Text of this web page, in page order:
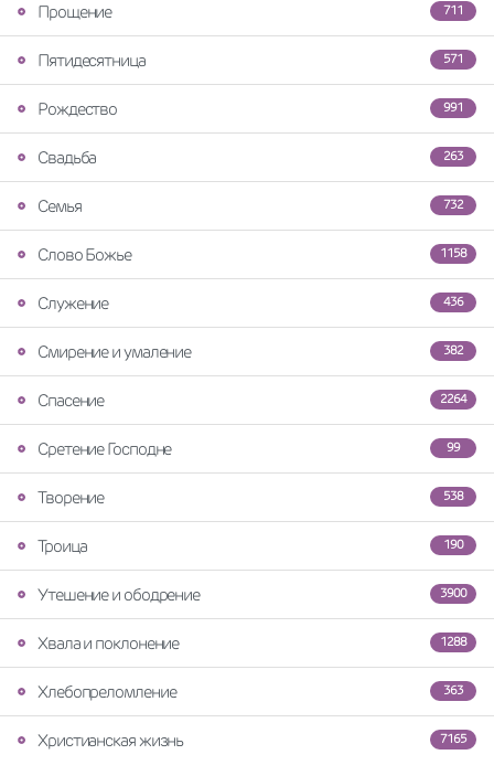
711
Прощение
571
Пятидесятница
991
Рождество
263
Свадьба
732
Семья
1158
Слово Божье
436
Служение
382
Смирение и умаление
2264
Спасение
99
Сретение Господне
538
Творение
190
Троица
3900
Утешение и ободрение
1288
Хвала и поклонение
363
Хлебопреломление
7165
Христианская жизнь